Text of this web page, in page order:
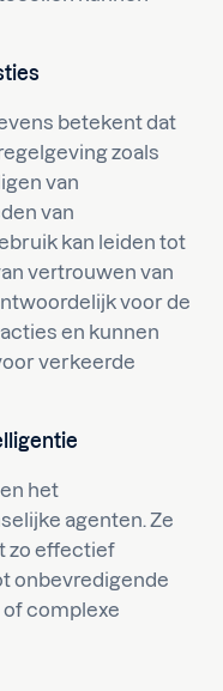
betekent dat
zoals
van
van
kan leiden tot
vertrouwen van
voor de
en kunnen
verkeerde
het
agenten. Ze
zo effectief
onbevredigende
complexe